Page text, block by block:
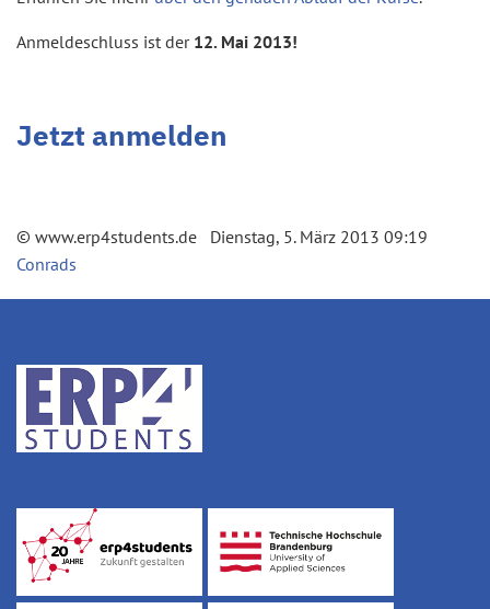
Anmeldeschluss ist der 12. Mai 2013!
Jetzt anmelden
© www.erp4students.de Dienstag, 5. März 2013 09:19
Conrads